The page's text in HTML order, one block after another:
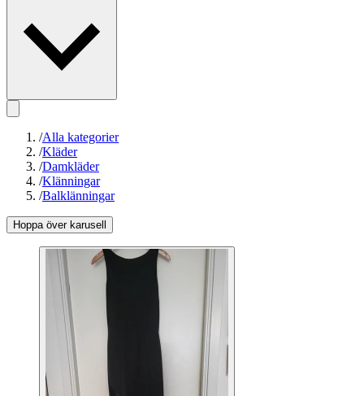
/Alla kategorier
/Kläder
/Damkläder
/Klänningar
/Balklänningar
Hoppa över karusell